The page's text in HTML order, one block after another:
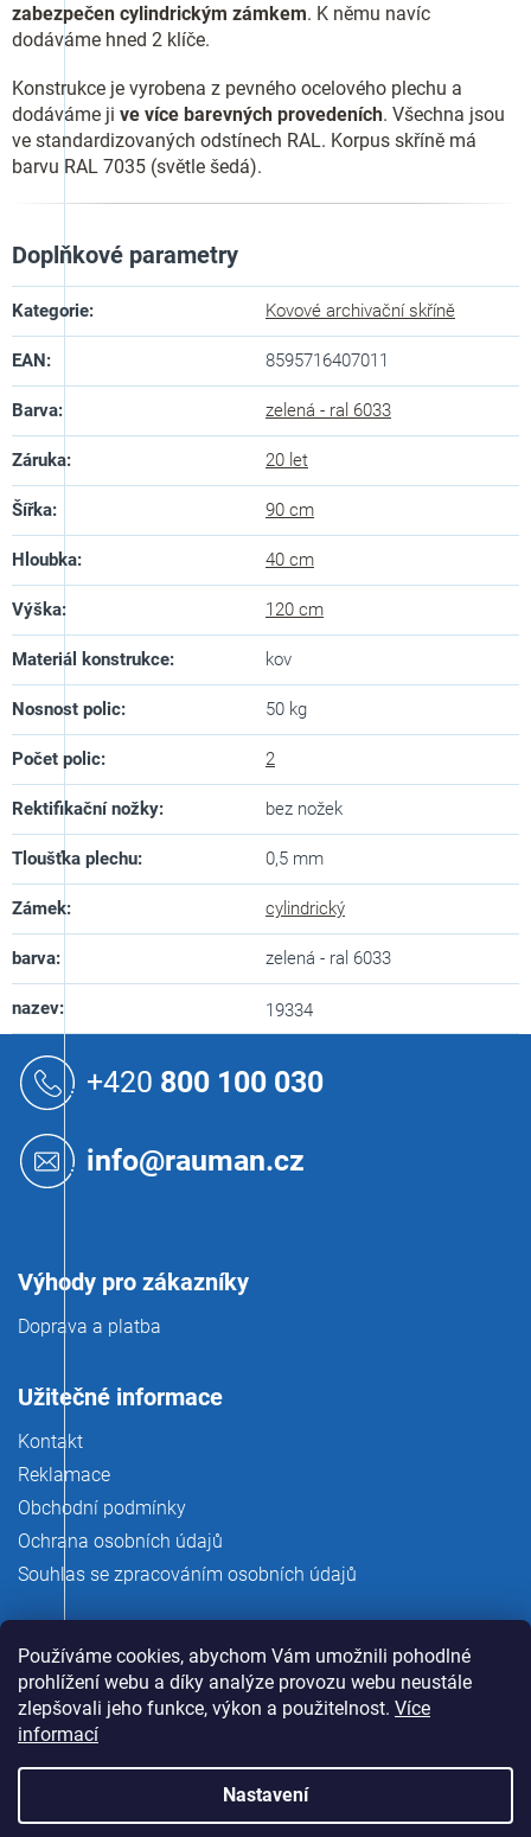
Používáme cookies, abychom Vám umožnili pohodlné
prohlížení webu a díky analýze provozu webu neustále
zlepšovali jeho funkce, výkon a použitelnost. Více
informací
Nastavení
zabezpečen cylindrickým zámkem. K němu navíc
dodáváme hned 2 klíče.
Konstrukce je vyrobena z pevného ocelového plechu a
dodáváme ji ve více barevných provedeních. Všechna jsou
ve standardizovaných odstínech RAL. Korpus skříně má
barvu RAL 7035 (světle šedá).
Doplňkové parametry
Kategorie: Kovové archivační skříně
EAN: 8595716407011
Barva: zelená - ral 6033
Záruka: 20 let
Šířka: 90 cm
Hloubka: 40 cm
Výška: 120 cm
Materiál konstrukce: kov
Nosnost polic: 50 kg
Počet polic: 2
Rektifikační nožky: bez nožek
Tloušťka plechu: 0,5 mm
Zámek: cylindrický
barva: zelená - ral 6033
nazev: 19334
+420 800 100 030
info@rauman.cz
Výhody pro zákazníky
Doprava a platba
Užitečné informace
Kontakt
Reklamace
Obchodní podmínky
Ochrana osobních údajů
Souhlas se zpracováním osobních údajů